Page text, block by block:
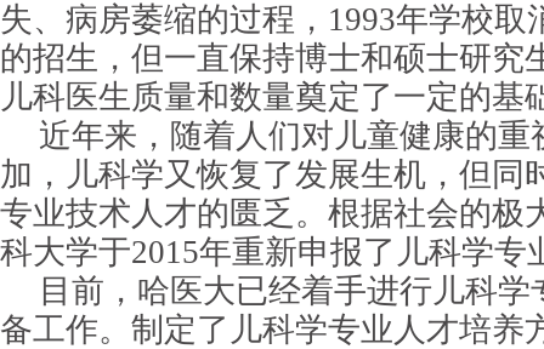
失、病房萎缩的过程，1993年学校取
的招生，但一直保持博士和硕士研究
儿科医生质量和数量奠定了一定的基
近年来，随着人们对儿童健康的重
加，儿科学又恢复了发展生机，但同
专业技术人才的匮乏。根据社会的极
科大学于2015年重新申报了儿科学专
目前，哈医大已经着手进行儿科
备工作。制定了儿科学专业人才培养